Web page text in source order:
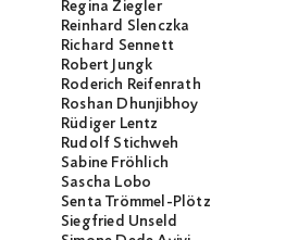
Regina Ziegler
Reinhard Slenczka
Richard Sennett
Robert Jungk
Roderich Reifenrath
Roshan Dhunjibhoy
Rüdiger Lentz
Rudolf Stichweh
Sabine Fröhlich
Sascha Lobo
Senta Trömmel-Plötz
Siegfried Unseld